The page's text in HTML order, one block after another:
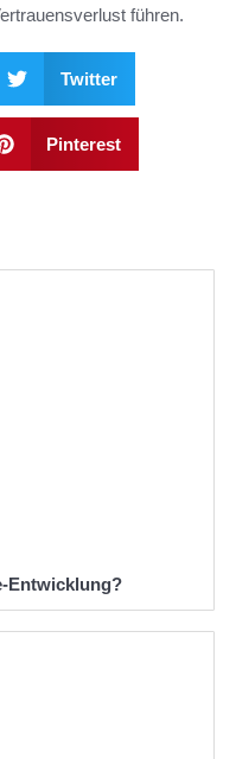
führen.
Twitter
Pinterest
Entwicklung?